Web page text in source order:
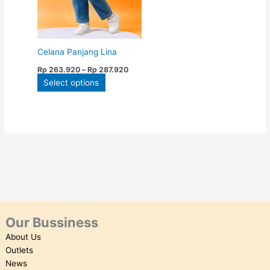
Celana Panjang Lina
Rp 263.920 – Rp 287.920
Select options
options
may
be
chosen
the
Our Bussiness
About Us
Outlets
News